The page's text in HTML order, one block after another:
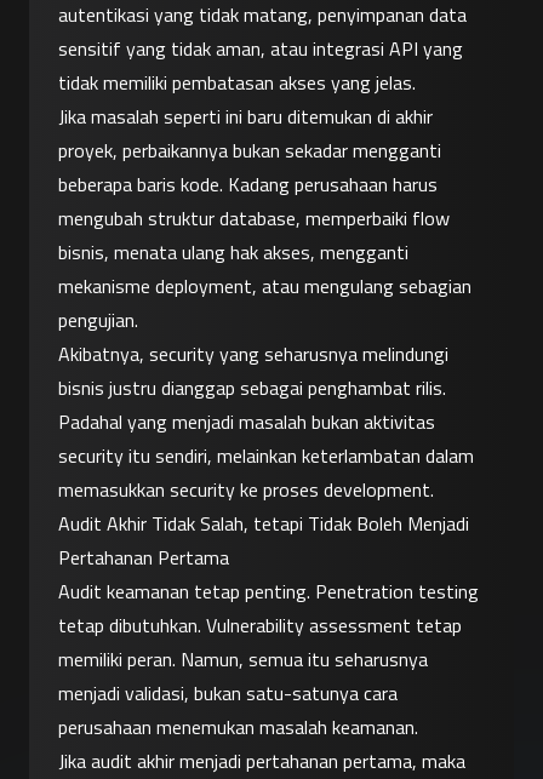
autentikasi yang tidak matang, penyimpanan data
sensitif yang tidak aman, atau integrasi API yang
tidak memiliki pembatasan akses yang jelas.
Jika masalah seperti ini baru ditemukan di akhir
proyek, perbaikannya bukan sekadar mengganti
beberapa baris kode. Kadang perusahaan harus
mengubah struktur database, memperbaiki flow
bisnis, menata ulang hak akses, mengganti
mekanisme deployment, atau mengulang sebagian
pengujian.
Akibatnya, security yang seharusnya melindungi
bisnis justru dianggap sebagai penghambat rilis.
Padahal yang menjadi masalah bukan aktivitas
security itu sendiri, melainkan keterlambatan dalam
memasukkan security ke proses development.
Audit Akhir Tidak Salah, tetapi Tidak Boleh Menjadi
Pertahanan Pertama
Audit keamanan tetap penting. Penetration testing
tetap dibutuhkan. Vulnerability assessment tetap
memiliki peran. Namun, semua itu seharusnya
menjadi validasi, bukan satu-satunya cara
perusahaan menemukan masalah keamanan.
Jika audit akhir menjadi pertahanan pertama, maka